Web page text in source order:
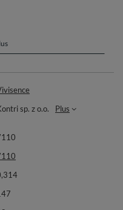
liberté de mouvement et
les journées plus fraîches et
ou un pantalon tailleur pour un
parfait pour composer des
au bureau, en ville ou en
sp. z o.o. Plus